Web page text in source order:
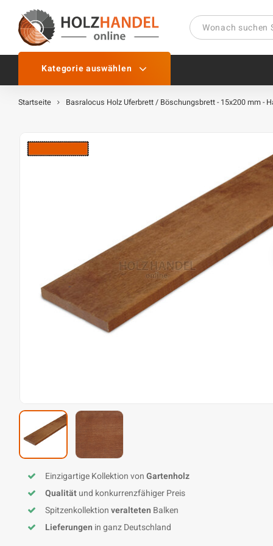
Kategorie auswählen
Startseite Basralocus Holz Uferbrett / Böschungsbrett - 15x200 mm -
Einzigartige Kollektion vonGartenholz
Qualitätund konkurrenzfähiger Preis
Spitzenkollektionveralteten Balken
Lieferungen in ganz Deutschland